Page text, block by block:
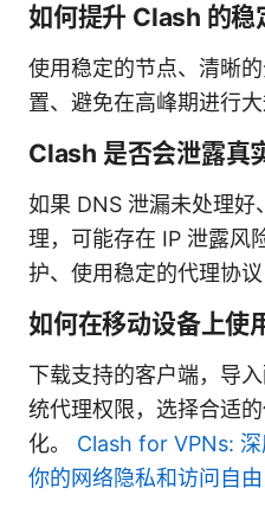
如何提升 Clash 的稳
使用稳定的节点、清晰
置、避免在高峰期进行大
Clash 是否会泄露真
如果 DNS 泄漏未处理好
理，可能存在 IP 泄露风
护、使用稳定的代理协
如何在移动设备上使
下载支持的客户端，导
统代理权限，选择合适
化。 Clash for VPNs:
你的网络隐私和访问自由